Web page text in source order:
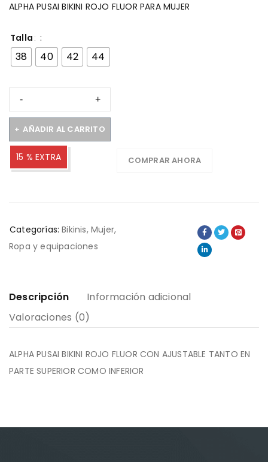
ALPHA PUSAI BIKINI ROJO FLUOR PARA MUJER
Talla
38 40 42 44
AÑADIR AL CARRITO
15 % EXTRA COMPRAR AHORA
Categorías: Bikinis,Mujer,
Ropa y equipaciones
Descripción
Información adicional
Valoraciones (0)
ALPHA PUSAI BIKINI ROJO FLUOR CON AJUSTABLE TANTO EN
PARTE SUPERIOR COMO INFERIOR